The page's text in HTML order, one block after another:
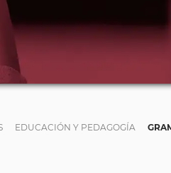
EDUCACIÓN Y PEDAGOGÍA